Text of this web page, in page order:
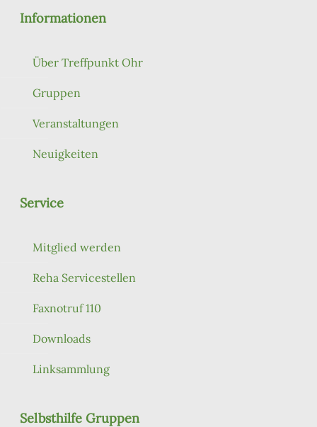
Informationen
Über Treffpunkt Ohr
Gruppen
Veranstaltungen
Neuigkeiten
Service
Mitglied werden
Reha Servicestellen
Faxnotruf 110
Downloads
Linksammlung
Selbsthilfe Gruppen